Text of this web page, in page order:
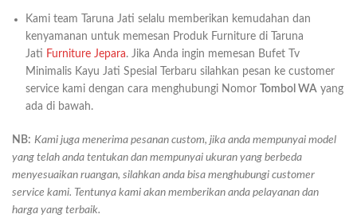
Kami team Taruna Jati selalu memberikan kemudahan dan
kenyamanan untuk memesan Produk Furniture di Taruna
Jati Furniture Jepara. Jika Anda ingin memesan Bufet Tv
Minimalis Kayu Jati Spesial Terbaru silahkan pesan ke customer
service kami dengan cara menghubungi Nomor Tombol WA yang
ada di bawah.
NB: Kami juga menerima pesanan custom, jika anda mempunyai model
yang telah anda tentukan dan mempunyai ukuran yang berbeda
menyesuaikan ruangan, silahkan anda bisa menghubungi customer
service kami. Tentunya kami akan memberikan anda pelayanan dan
harga yang terbaik.